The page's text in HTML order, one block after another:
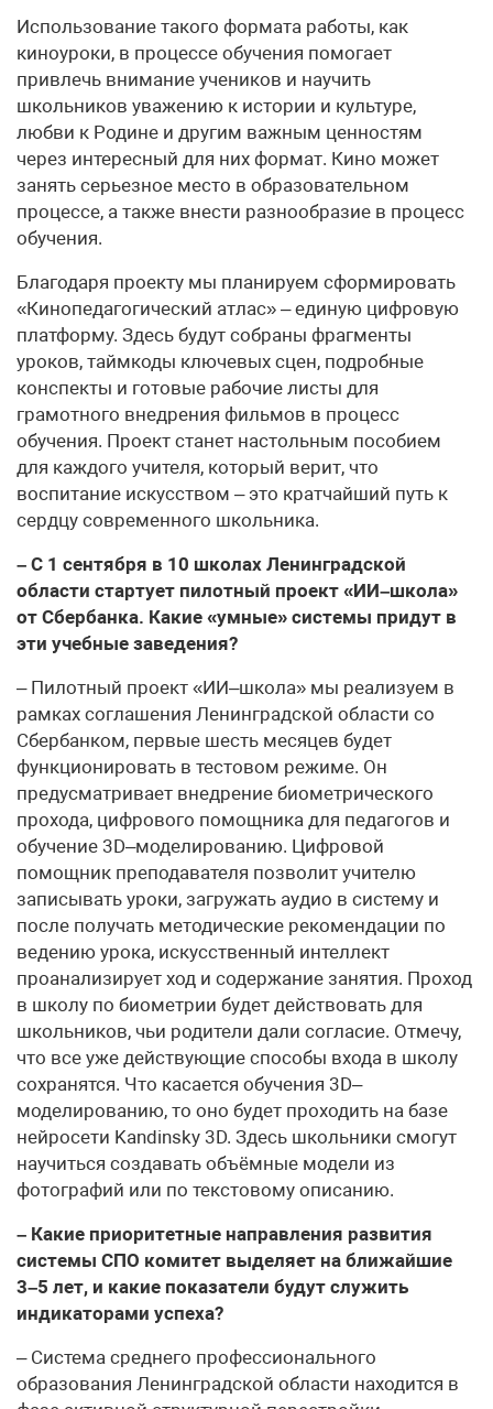
Использование такого формата работы, как
киноуроки, в процессе обучения помогает
привлечь внимание учеников и научить
школьников уважению к истории и культуре,
любви к Родине и другим важным ценностям
через интересный для них формат. Кино может
занять серьезное место в образовательном
процессе, а также внести разнообразие в процесс
обучения.
Благодаря проекту мы планируем сформировать
«Кинопедагогический атлас» – единую цифровую
платформу. Здесь будут собраны фрагменты
уроков, таймкоды ключевых сцен, подробные
конспекты и готовые рабочие листы для
грамотного внедрения фильмов в процесс
обучения. Проект станет настольным пособием
для каждого учителя, который верит, что
воспитание искусством – это кратчайший путь к
сердцу современного школьника.
– С 1 сентября в 10 школах Ленинградской
области стартует пилотный проект «ИИ–школа»
от Сбербанка. Какие «умные» системы придут в
эти учебные заведения?
– Пилотный проект «ИИ–школа» мы реализуем в
рамках соглашения Ленинградской области со
Сбербанком, первые шесть месяцев будет
функционировать в тестовом режиме. Он
предусматривает внедрение биометрического
прохода, цифрового помощника для педагогов и
обучение 3D–моделированию. Цифровой
помощник преподавателя позволит учителю
записывать уроки, загружать аудио в систему и
после получать методические рекомендации по
ведению урока, искусственный интеллект
проанализирует ход и содержание занятия. Проход
в школу по биометрии будет действовать для
школьников, чьи родители дали согласие. Отмечу,
что все уже действующие способы входа в школу
сохранятся. Что касается обучения 3D–
моделированию, то оно будет проходить на базе
нейросети Kandinsky 3D. Здесь школьники смогут
научиться создавать объёмные модели из
фотографий или по текстовому описанию.
– Какие приоритетные направления развития
системы СПО комитет выделяет на ближайшие
3–5 лет, и какие показатели будут служить
индикаторами успеха?
– Система среднего профессионального
образования Ленинградской области находится в